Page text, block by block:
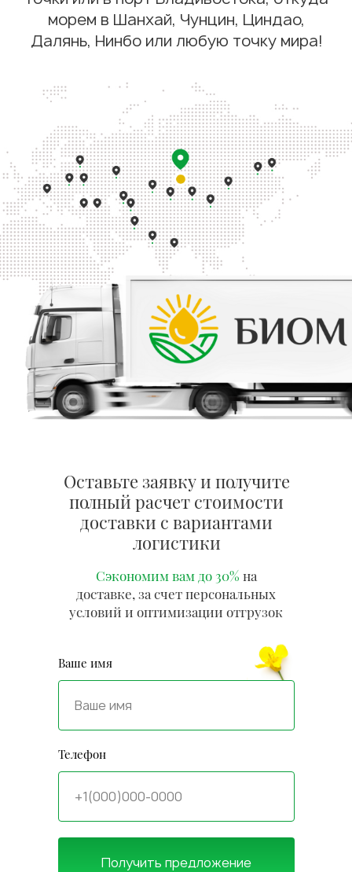
Оставьте заявку и получите
полный расчет стоимости
доставки с вариантами
логистики
Сэкономим вам до 30% на
доставке, за счет персональных
условий и оптимизации отгрузок
Ваше имя
Телефон
Получить предложение
переработки и доставки, что
позволяет гарантировать
стабильно высочайшее
качество продукции, без
Используем современные технологии
холодного отжима для сохранения
Каждая партия проходит строгую
соответствовать международным
стандартам требованиям наших клиентов.
Проектировали производство с нуля,
оснащая его самым современным
оборудованием с высоким уровнем